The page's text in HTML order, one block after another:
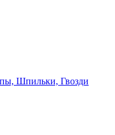
Шпильки, Гвозди